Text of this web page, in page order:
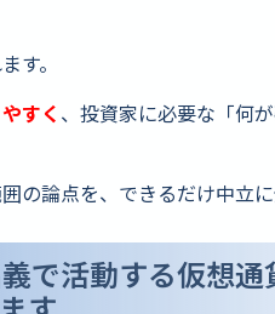
す。
すく 、投資家に必要な「何
の論点を、できるだけ中立に
で活動する仮想